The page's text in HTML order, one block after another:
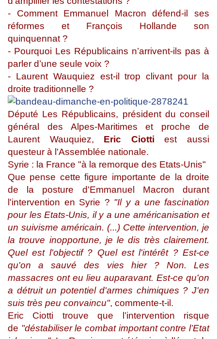
- Comment Emmanuel Macron défend-il ses
réformes et François Hollande son
quinquennat ?
- Pourquoi Les Républicains n’arrivent-ils pas à
parler d’une seule voix ?
- Laurent Wauquiez est-il trop clivant pour la
droite traditionnelle ?
Député Les Républicains, président du conseil
général des Alpes-Maritimes et proche de
Laurent Wauquiez, Eric Ciotti
est aussi
questeur à l'Assemblée nationale.
Syrie : la France "à la remorque des Etats-Unis"
Que pense cette figure importante de la droite
de la posture d'Emmanuel Macron durant
l'intervention en Syrie ? "Il y a une fascination
pour les Etats-Unis, il y a une américanisation et
un suivisme américain. (...) Cette intervention, je
la trouve inopportune, je le dis très clairement.
Quel est l'objectif ? Quel est l'intérêt ? Est-ce
qu'on a sauvé des vies hier ? Non. Les
massacres ont eu lieu auparavant. Est-ce qu'on
a détruit un potentiel d'armes chimiques ? J'en
suis très peu convaincu", commente-t-il.
Eric Ciotti trouve que l’intervention risque
de "déstabiliser le combat important contre l’Etat